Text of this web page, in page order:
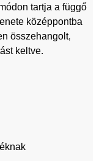
tartja a függő
középpontba
összehangolt,
keltve.